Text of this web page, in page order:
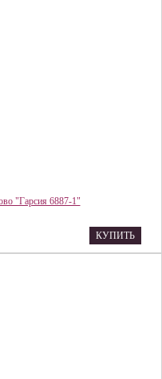
"Гарсия 6887-1"
КУПИТЬ